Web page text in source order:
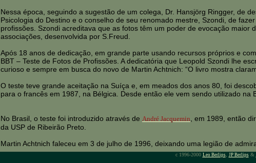
Nessa época, seguindo a sugestão de um colega, Dr. Hansjörg Ringger, de
Psicologia do Destino e o conselho de seu renomado mestre, Szondi, de
profissões. Szondi acreditava que as fotos têm um poder de evocação
associações, desenvolvida por S.Freud.
Após 18 anos de dedicação, em grande parte usando recursos próprios e
BBT – Teste de Fotos de Profissões. A dedicatória que Leopold Szondi lhe
curioso e sempre em busca do novo de Martin Achtnich: “O livro mostra
O teste teve grande aceitação na Suíça e, em meados dos anos 80, foi
para o francês em 1987, na Bélgica. Desde então ele vem sendo utilizado
No Brasil, o teste foi introduzido através de André Jacquemin , em 1989, então
da USP de Ribeirão Preto.
Martin Achtnich faleceu em 3 de julho de 1996, deixando uma legião de
c 1996-2000 Leo Berlips, JP Berlips&